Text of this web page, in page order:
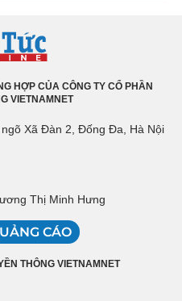
HỢP CỦA CÔNG TY CỔ PHẦN
VIETNAMNET
ngõ Xã Đàn 2, Đống Đa, Hà Nội
Thị Minh Hưng
CÁO
THÔNG VIETNAMNET